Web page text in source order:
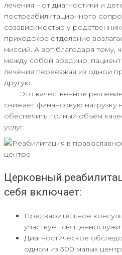
лечения – от диагностики и
постреабилитационного
созависимостью у
приходское отделение
миссий. А вот благодаря тому,
между собой воедино,
лечения переезжая из одной
другую.
Это качественное
снижает финансовую нагрузку
обеспечить полный объём
услуг.
Церковный
себя включает:
Предварительное
участвует
Диагностическое
одном из 300 малых